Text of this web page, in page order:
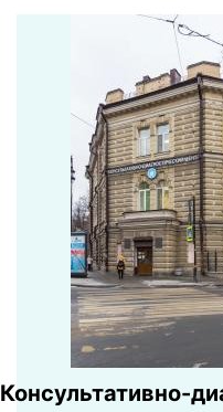
Консультативно-